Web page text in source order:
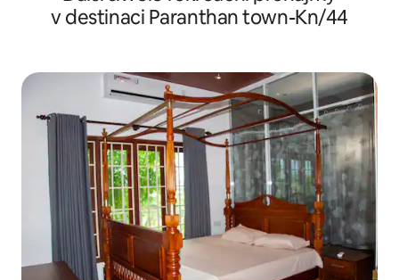
v destinaci Paranthan town-Kn/44